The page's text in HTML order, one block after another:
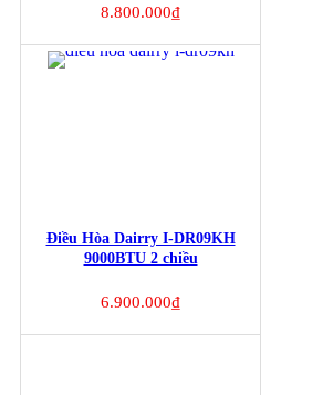
8.800.000₫
Điều Hòa Dairry I-DR09KH
9000BTU 2 chiều
6.900.000₫